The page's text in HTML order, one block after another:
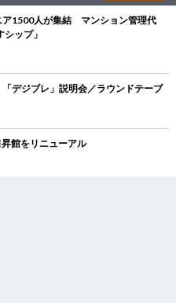
ア1500人が集結 マンション管理代
ップ」
デジブレ」説明会／ラウンドテーブ
館をリニューアル